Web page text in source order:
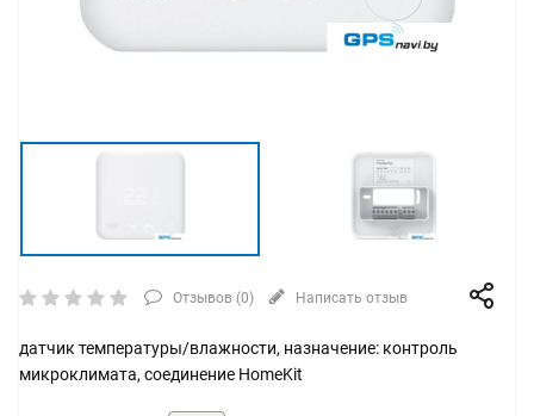
Отзывов (0) Написать отзыв
датчик температуры/влажности, назначение: контроль
микроклимата, соединение HomeKit